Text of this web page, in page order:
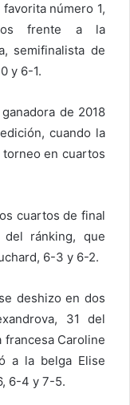
número 1,
frente a la
semifinalista de
y 6-1.
de 2018
cuando la
en cuartos
cuartos de final
ránking, que
6-3 y 6-2.
deshizo en dos
31 del
Caroline
a la belga Elise
6-4 y 7-5.